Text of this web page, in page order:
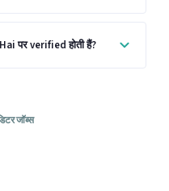
पर verified होती हैं?
जॉब्स